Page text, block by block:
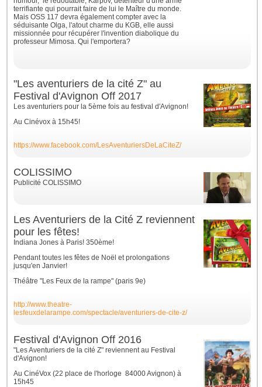
terrifiante qui pourrait faire de lui le Maître du monde.
Mais OSS 117 devra également compter avec la
séduisante Olga, l'atout charme du KGB, elle aussi
missionnée pour récupérer l'invention diabolique du
professeur Mimosa. Qui l'emportera?
"Les aventuriers de la cité Z" au
Festival d'Avignon Off 2017
Les aventuriers pour la 5ème fois au festival d'Avignon!
Au Cinévox à 15h45!
https://www.facebook.com/LesAventuriersDeLaCiteZ/
COLISSIMO
Publicité COLISSIMO
Les Aventuriers de la Cité Z reviennent
pour les fêtes!
Indiana Jones à Paris! 350ème!
Pendant toutes les fêtes de Noël et prolongations
jusqu'en Janvier!
Théâtre "Les Feux de la rampe" (paris 9e)
http://www.theatre-
lesfeuxdelarampe.com/spectacle/aventuriers-de-cite-z/
Festival d'Avignon Off 2016
"Les Aventuriers de la cité Z" reviennent au Festival
d'Avignon!
Au CinéVox (22 place de l'horloge 84000 Avignon) à
15h45